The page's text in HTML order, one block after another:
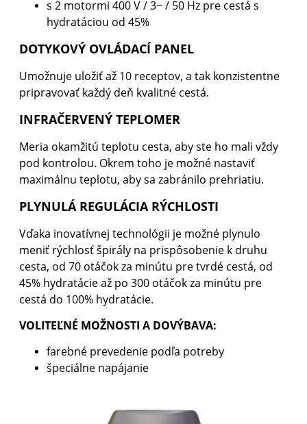
s 2 motormi 400 V / 3~ / 50 Hz pre cestá s
hydratáciou od 45%
DOTYKOVÝ OVLÁDACÍ PANEL
Umožnuje uložiť až 10 receptov, a tak konzistentne
pripravovať každý deň kvalitné cestá.
INFRAČERVENÝ TEPLOMER
Meria okamžitú teplotu cesta, aby ste ho mali vždy
pod kontrolou. Okrem toho je možné nastaviť
maximálnu teplotu, aby sa zabránilo prehriatiu.
PLYNULÁ REGULÁCIA RÝCHLOSTI
Vďaka inovatívnej technológii je možné plynulo
meniť rýchlosť špirály na prispôsobenie k druhu
cesta, od 70 otáčok za minútu pre tvrdé cestá, od
45% hydratácie až po 300 otáčok za minútu pre
cestá do 100% hydratácie.
VOLITEĽNÉ MOŽNOSTI A DOVÝBAVA:
farebné prevedenie podľa potreby
špeciálne napájanie